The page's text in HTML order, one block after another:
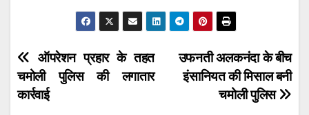
Post
navigation
उफनती अलकनंदा के बीच
इंसानियत की मिसाल बनी
चमोली पुलिस
ऑपरेशन प्रहार के तहत
चमोली पुलिस की लगातार
कार्रवाई